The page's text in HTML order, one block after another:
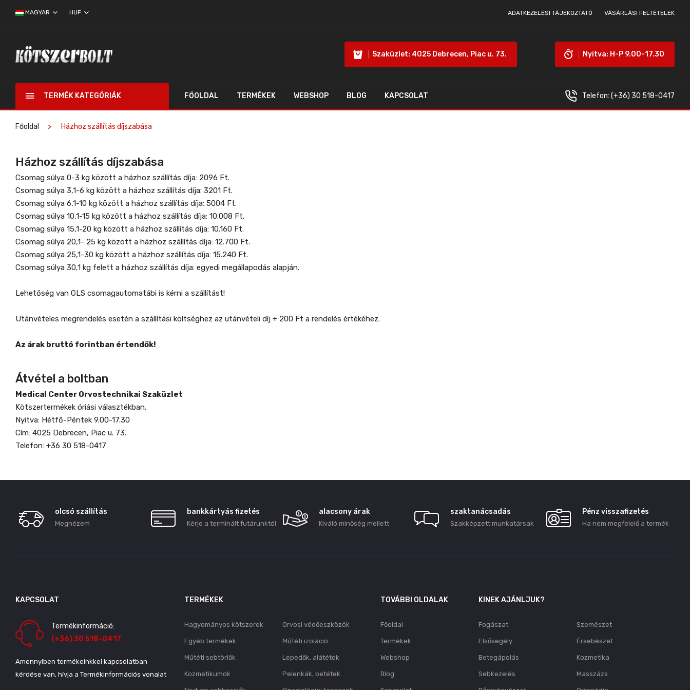
MAGYAR HUF ADATKEZELÉSI TÁJÉKOZTATÓ VÁSÁRLÁSI FELTÉTELEK
Szaküzlet: 4025 Debrecen, Piac u. 73. Nyitva: H-P 9.00-17.30
TERMÉK KATEGÓRIÁK FŐOLDAL TERMÉKEK WEBSHOP BLOG KAPCSOLAT Telefon: (+36) 30 518-0417
Főoldal Házhoz szállítás díjszabása
Házhoz szállítás díjszabása
Csomag súlya 0-3 kg között a házhoz szállítás díja: 2096 Ft.
Csomag súlya 3,1-6 kg között a házhoz szállítás díja: 3201 Ft.
Csomag súlya 6,1-10 kg között a házhoz szállítás díja: 5004 Ft.
Csomag súlya 10,1-15 kg között a házhoz szállítás díja: 10.008 Ft.
Csomag súlya 15,1-20 kg között a házhoz szállítás díja: 10.160 Ft.
Csomag súlya 20,1- 25 kg között a házhoz szállítás díja: 12.700 Ft.
Csomag súlya 25,1-30 kg között a házhoz szállítás díja: 15.240 Ft.
Csomag súlya 30,1 kg felett a házhoz szállítás díja: egyedi megállapodás alapján.
Lehetőség van GLS csomagautomatábi is kérni a szállítást!
Utánvételes megrendelés esetén a szállítási költséghez az utánvételi díj + 200 Ft a rendelés értékéhez.
Az árak bruttó forintban értendők!
Átvétel a boltban
Medical Center Orvostechnikai Szaküzlet
Kötszertermékek óriási választékban.
Nyitva: Hétfő-Péntek 9.00-17.30
Cím: 4025 Debrecen, Piac u. 73.
Telefon: +36 30 518-0417
olcsó szállítás
Megnézem
bankkártyás fizetés
Kérje a terminált futárunktól
alacsony árak
Kiváló minőség mellett
szaktanácsadás
Szakképzett munkatársak
Pénz visszafizetés
Ha nem megfelelő a termék
KAPCSOLAT
Termékinformáció:
(+36) 30 518-0417
Amennyiben termékeinkkel kapcsolatban
kérdése van, hívja a Termékinformációs vonalat
TERMÉKEK
Hagyományos kötszerek
Egyéb termékek
Műtéti sebtörlők
Kozmetikumok
Orvosi védőeszközök
Műtéti izoláció
Lepedők, alátétek
Pelenkák, betétek
TOVÁBBI OLDALAK
Főoldal
Termékek
Webshop
Blog
KINEK AJÁNLJUK?
Fogászat
Elsősegély
Betegápolás
Sebkezelés
Szemészet
Érsebészet
Kozmetika
Masszázs